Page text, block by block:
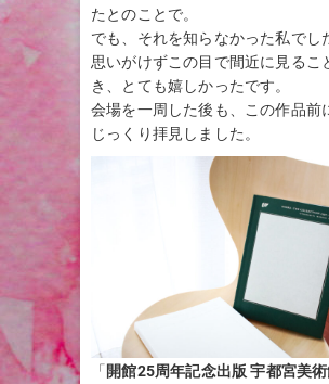
たとのことで。
でも、それを知らなかった私でし
思いがけずこの目で間近に見るこ
き、とても嬉しかったです。
会場を一周した後も、この作品前
じっくり拝見しました。
「 開館25周年記念出版 宇都宮美